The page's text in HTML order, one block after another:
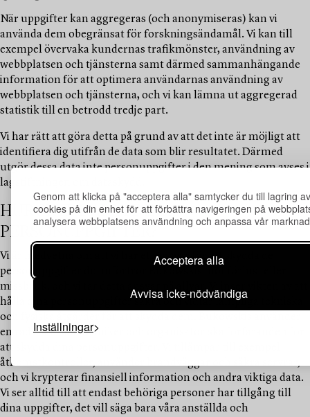
Genom att klicka på "acceptera alla" samtycker du till lagring av
cookies på din enhet för att förbättra navigeringen på
analysera webbplatsens användning och anpassa vår
Acceptera alla
Avvisa icke-nödvändiga
Inställningar
När uppgifter kan aggregeras (och anonymiseras) kan vi
använda dem obegränsat för forskningsändamål. Vi kan till
exempel övervaka kundernas trafikmönster, användning av
webbplatsen och tjänsterna samt därmed sammanhängande
information för att optimera användarnas användning av
webbplatsen och tjänsterna, och vi kan lämna ut aggregerad
statistik till en betrodd tredje part.
Vi har rätt att göra detta på grund av att det inte är möjligt att
identifiera dig utifrån de data som blir resultatet. Därmed
utgör dessa data inte personuppgifter i den mening som avses i
lagstiftningen om dataskydd.
HUR SKYDDAR VI DINA
PERSONUPPGIFTER?
Vi är medvetna om att vi har ett ansvar för att skydda de
personuppgifter du anförtror Bukowskis mot förlust eller
missbruk, och vi tar detta ansvar på allvar. Vi inser vikten av att
hålla dina personuppgifter säkra och vidtar lämpliga tekniska
och fysiska åtgärder för att skydda dem. Bukowskis använder
en rad säkerhetstekniker och organisatoriska förfaranden för
att skydda dina personuppgifter. Vi tillämpar till exempel
åtkomstkontroller, använder brandväggar och säkra servrar,
och vi krypterar finansiell information och andra viktiga data.
Vi ser alltid till att endast behöriga personer har tillgång till
dina uppgifter, det vill säga bara våra anställda och